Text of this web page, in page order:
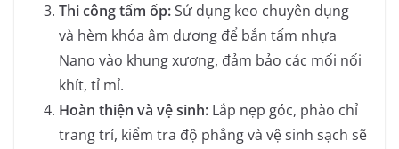
Thi công tấm ốp:Sử dụng keo chuyên dụng
và hèm khóa âm dương để bắn tấm nhựa
Nano vào khung xương, đảm bảo các mối nối
khít, tỉ mỉ.
Hoàn thiện và vệ sinh: Lắp nẹp góc, phào chỉ
trang trí, kiểm tra độ phẳng và vệ sinh sạch sẽ